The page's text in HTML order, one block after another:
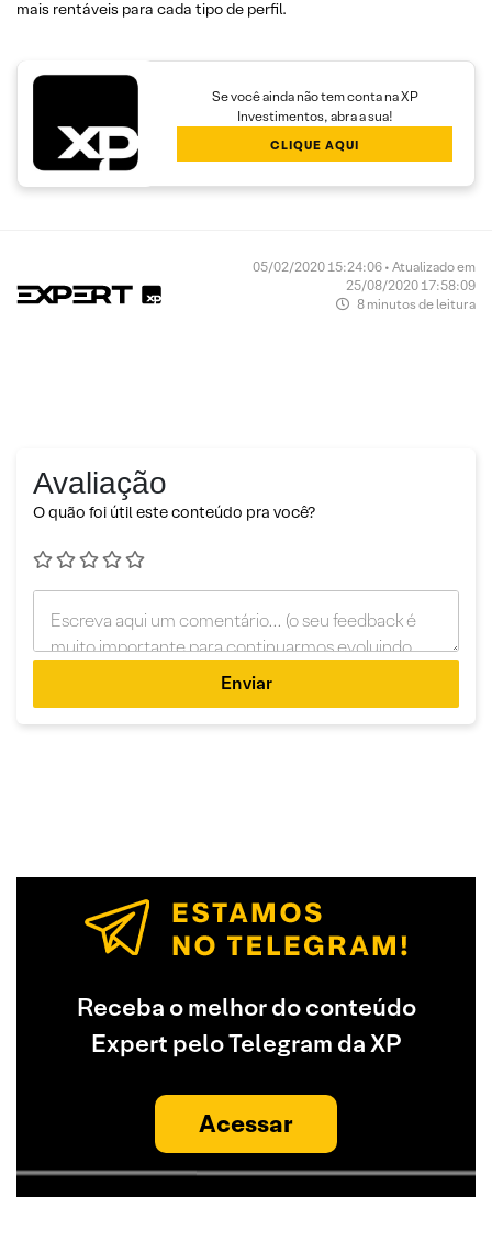
mais rentáveis para cada tipo de perfil.
Se você ainda não tem conta na XP
Investimentos, abra a sua!
CLIQUE AQUI
05/02/2020 15:24:06 • Atualizado em
25/08/2020 17:58:09
8 minutos de leitura
Avaliação
O quão foi útil este conteúdo pra você?
Enviar
Receba o melhor do conteúdo
Expert pelo Telegram da XP
Acessar